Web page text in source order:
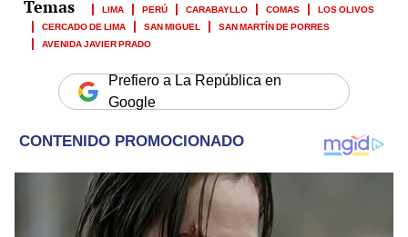
LIMA PERÚ CARABAYLLO COMAS
LOS OLIVOS
CERCADO DE LIMA
SAN MIGUEL
SAN MARTÍN DE PORRES
AVENIDA JAVIER PRADO
Prefiero a La República en
Google